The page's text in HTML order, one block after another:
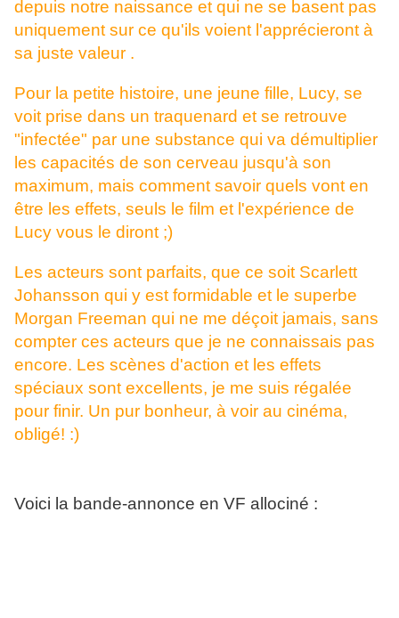
depuis notre naissance et qui ne se basent pas
uniquement sur ce qu'ils voient l'apprécieront à
sa juste valeur .
Pour la petite histoire, une jeune fille, Lucy, se
voit prise dans un traquenard et se retrouve
"infectée" par une substance qui va démultiplier
les capacités de son cerveau jusqu'à son
maximum, mais comment savoir quels vont en
être les effets, seuls le film et l'expérience de
Lucy vous le diront ;)
Les acteurs sont parfaits, que ce soit Scarlett
Johansson qui y est formidable et le superbe
Morgan Freeman qui ne me déçoit jamais, sans
compter ces acteurs que je ne connaissais pas
encore. Les scènes d'action et les effets
spéciaux sont excellents, je me suis régalée
pour finir. Un pur bonheur, à voir au cinéma,
obligé! :)
Voici la bande-annonce en VF allociné :